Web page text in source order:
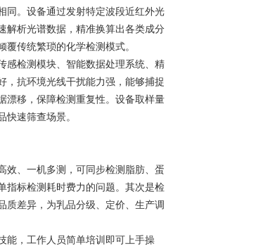
同。设备通过发射特定波段近红外光
解析光谱数据，精准换算出各类成分
传统繁琐的化学检测模式。
检测模块、智能数据处理系统、精
，抗环境光线干扰能力强，能够捕捉
漂移，保障检测重复性。设备取样量
速筛查场景。
、一机多测，可同步检测脂肪、蛋
指标检测耗时费力的问题。其次是检
质差异，为乳品分级、定价、生产调
，工作人员简单培训即可上手操